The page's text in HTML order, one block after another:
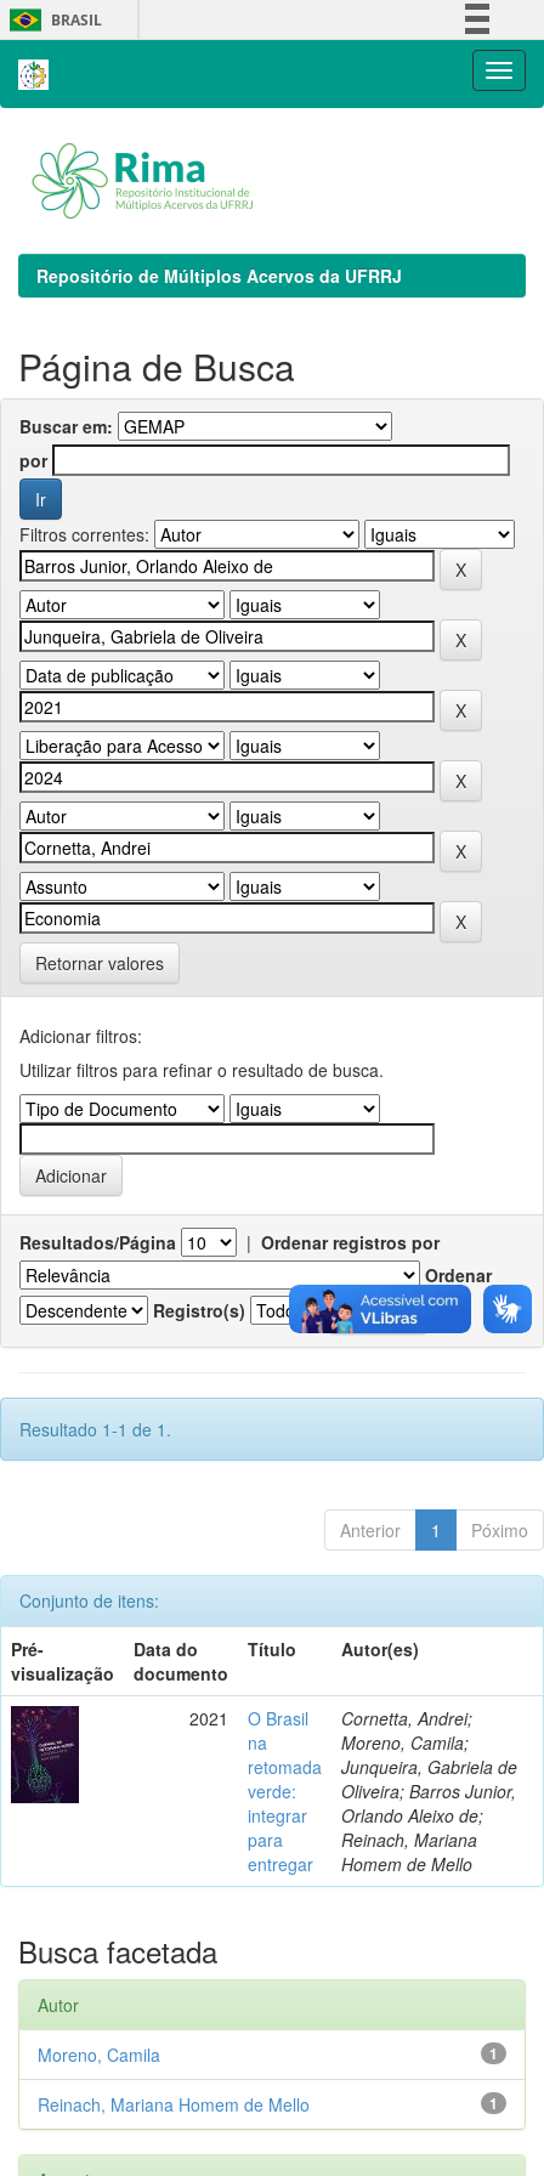
Skip
navigation
BRASIL
Repositório de Múltiplos Acervos da UFRRJ
Página de Busca
Buscar em:
por
Filtros correntes:
Retornar valores
Adicionar filtros:
Utilizar filtros para refinar o resultado de busca.
Resultados/Página | Ordenar registros por
Ordenar
Registro(s)
Resultado 1-1 de 1.
Anterior 1 Póximo
Conjunto de itens:
Pré-
visualização
Data do
documento
Título Autor(es)
2021
O Brasil
na
retomada
verde:
integrar
para
entregar
Cornetta, Andrei;
Moreno, Camila;
Junqueira, Gabriela de
Oliveira; Barros Junior,
Orlando Aleixo de;
Reinach, Mariana
Homem de Mello
Busca facetada
Autor
1
Moreno, Camila
1
Reinach, Mariana Homem de Mello